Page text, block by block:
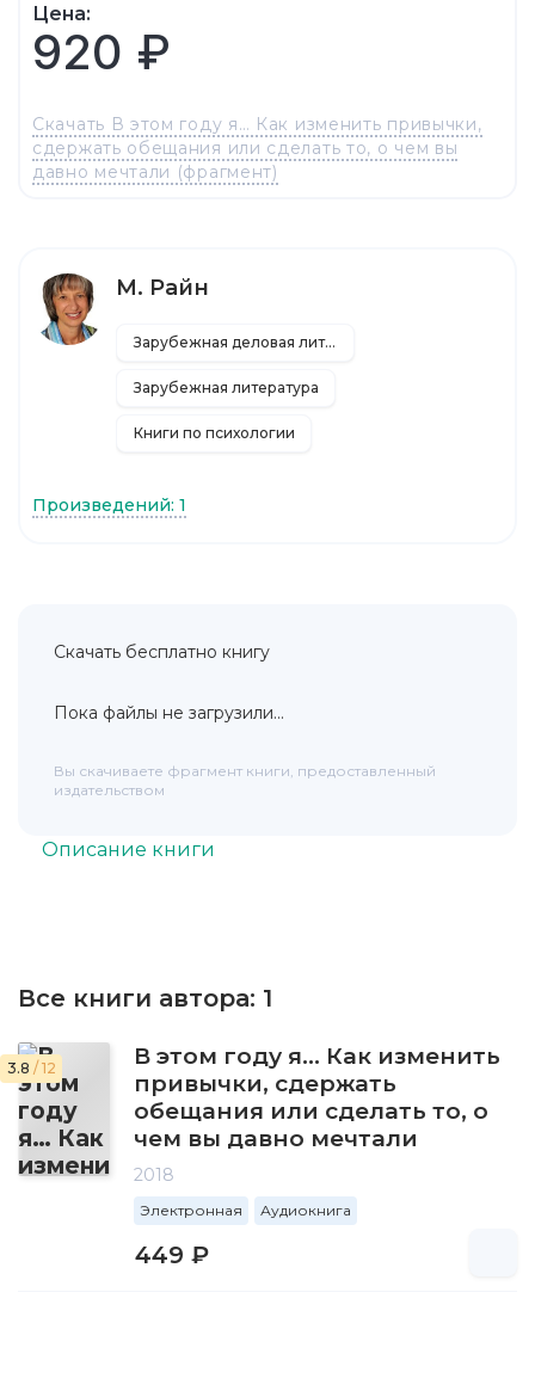
Цена:
920 ₽
Скачать В этом году я… Как изменить привычки,
сдержать обещания или сделать то, о чем вы
давно мечтали (фрагмент)
Описание книги
Все книги автора: 1
3.8 / 12
В этом году я… Как изменить
привычки, сдержать
обещания или сделать то, о
чем вы давно мечтали
2018
Электронная Аудиокнига
449 ₽
М. Райн
Зарубежная деловая литература
Зарубежная литература
Книги по психологии
Произведений: 1
Скачать бесплатно книгу
Пока файлы не загрузили...
Вы скачиваете фрагмент книги, предоставленный
издательством